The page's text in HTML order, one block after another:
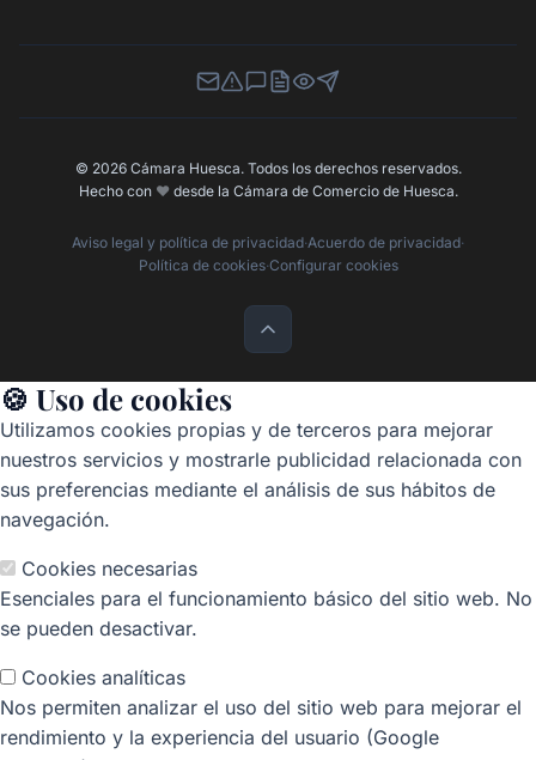
Newsletter
Canal de Denuncias
Buzón de Sugerencias
Perfil Contratante
Ley de Transparencia
Contacta con nosotros
© 2026 Cámara Huesca. Todos los derechos reservados.
Hecho con ❤️ desde la Cámara de Comercio de Huesca.
Aviso legal y política de privacidad·Acuerdo de privacidad·
Política de cookies·Configurar cookies
🍪 Uso de cookies
Utilizamos cookies propias y de terceros para mejorar
nuestros servicios y mostrarle publicidad relacionada con
sus preferencias mediante el análisis de sus hábitos de
navegación.
Cookies necesarias
Esenciales para el funcionamiento básico del sitio web. No
se pueden desactivar.
Cookies analíticas
Nos permiten analizar el uso del sitio web para mejorar el
rendimiento y la experiencia del usuario (Google